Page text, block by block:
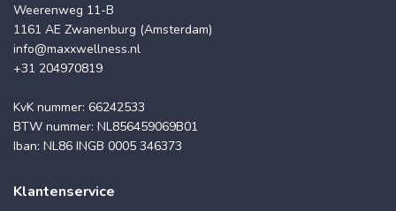
Weerenweg 11-B
1161 AE Zwanenburg (Amsterdam)
info@maxxwellness.nl
+31 204970819
KvK nummer: 66242533
BTW nummer: NL856459069B01
Iban: NL86 INGB 0005 346373
Klantenservice